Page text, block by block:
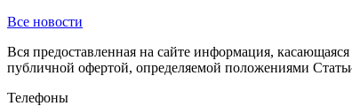
Все новости
Вся предоставленная на сайте информация,
публичной офертой, определяемой положениями
Телефоны